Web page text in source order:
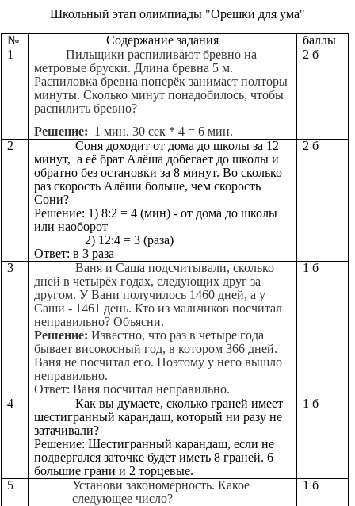
Школьный этап олимпиады "Орешки для ума"
№
Содержание задания
баллы
1
Пильщики распиливают бревно на
метровые бруски. Длина бревна 5 м.
Распиловка бревна поперёк занимает полторы
минуты. Сколько минут понадобилось, чтобы
распилить бревно?
Решение: 1 мин. 30 сек * 4 = 6 мин.
2 б
2
Соня доходит от дома до школы за 12
минут, а её брат Алёша добегает до школы и
обратно без остановки за 8 минут. Во сколько
раз скорость Алёши больше, чем скорость
Сони?
Решение: 1) 8:2 = 4 (мин) - от дома до школы
или наоборот
2) 12:4 = 3 (раза)
Ответ: в 3 раза
2 б
3
Ваня и Саша подсчитывали, сколько
дней в четырёх годах, следующих друг за
другом. У Вани получилось 1460 дней, а у
Саши - 1461 день. Кто из мальчиков посчитал
неправильно? Объясни.
Решение: Известно, что раз в четыре года
бывает високосный год, в котором 366 дней.
Ваня не посчитал его. Поэтому у него вышло
неправильно.
Ответ: Ваня посчитал неправильно.
1 б
4
Как вы думаете, сколько граней имеет
шестигранный карандаш, который ни разу не
затачивали?
Решение: Шестигранный карандаш, если не
подвергался заточке будет иметь 8 граней. 6
большие грани и 2 торцевые.
1 б
5
Установи закономерность. Какое
следующее число?
1 б